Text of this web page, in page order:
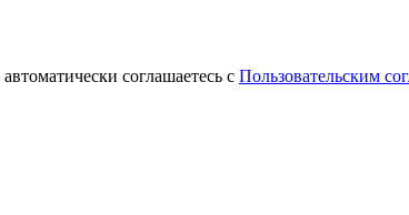
соглашаетесь с Пользовательским